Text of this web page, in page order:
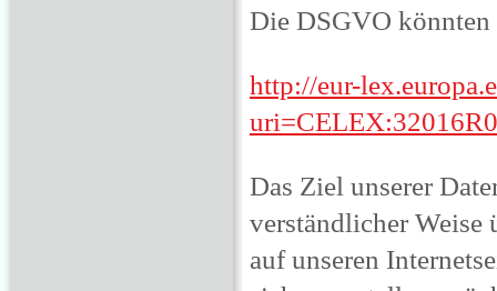
Die DSGVO
http://eur-
Das Ziel unserer
verständlicher Weise
auf unseren